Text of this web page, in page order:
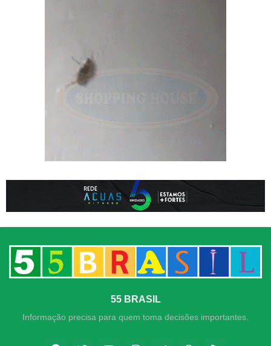
55 BRASIL
Informação precisa para quem toma decisões importantes.